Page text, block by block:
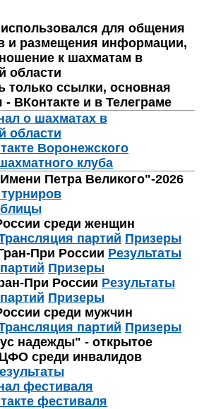
для общения
и размещения информации,
к шахматам в
области
только ссылки, основная
ВКонтакте и в Телеграме
о шахматах в
области
Воронежского
клуба
Петра Великого"-2026
среди женщин
партий Призеры
При России Результаты
Призеры
При России Результаты
Призеры
среди мужчин
партий Призеры
надежды" - открытое
среди инвалидов
фестиваля
фестиваля